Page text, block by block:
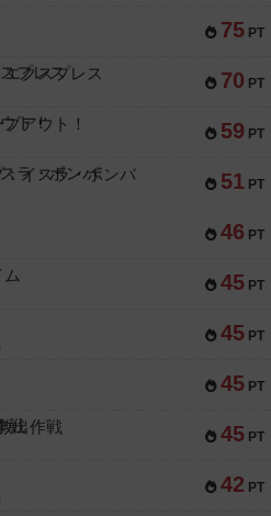
75 PT
70 PT
クスプレス
59 PT
アウト！
51 PT
イスラ・ボンバ
46 PT
45 PT
45 PT
45 PT
45 PT
出作戦
42 PT